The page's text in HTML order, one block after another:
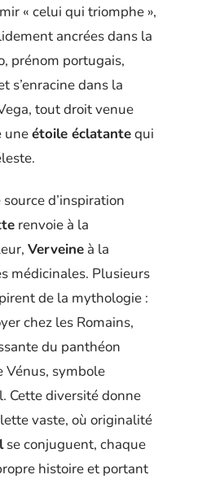
« celui qui triomphe »,
ancrées dans la
prénom portugais,
s’enracine dans la
tout droit venue
uneétoile éclatantequi
d’inspiration
renvoie à la
Verveine à la
médicinales. Plusieurs
de la mythologie :
chez les Romains,
du panthéon
Vénus, symbole
Cette diversité donne
vaste, où originalité
se conjuguent, chaque
histoire et portant